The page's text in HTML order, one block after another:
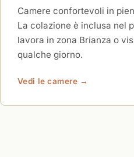
Camere confortevoli in
La colazione è inclusa nel
lavora in zona Brianza o
qualche giorno.
Vedi le camere →